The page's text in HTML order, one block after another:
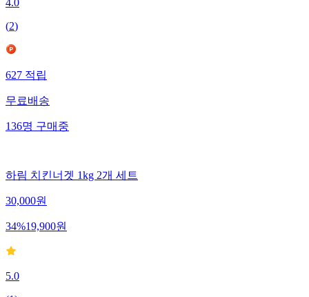
4.0
(2)
627적립
무료배송
136명구매중
하림 치킨너겟 1kg 2개 세트
30,000원
34%19,900원
5.0